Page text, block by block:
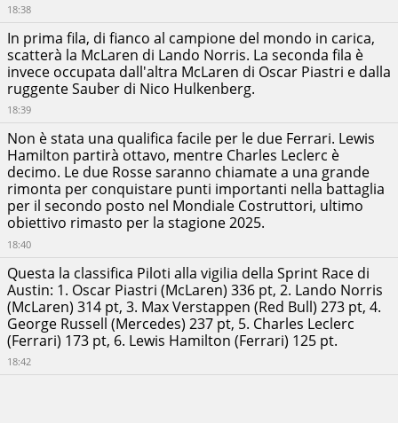
Questa la classifica Piloti alla vigilia della Sprint Race di
Austin: 1. Oscar Piastri (McLaren) 336 pt, 2. Lando Norris
(McLaren) 314 pt, 3. Max Verstappen (Red Bull) 273 pt, 4.
George Russell (Mercedes) 237 pt, 5. Charles Leclerc
(Ferrari) 173 pt, 6. Lewis Hamilton (Ferrari) 125 pt.
18:42
Non è stata una qualifica facile per le due Ferrari. Lewis
Hamilton partirà ottavo, mentre Charles Leclerc è
decimo. Le due Rosse saranno chiamate a una grande
rimonta per conquistare punti importanti nella battaglia
per il secondo posto nel Mondiale Costruttori, ultimo
obiettivo rimasto per la stagione 2025.
18:40
In prima fila, di fianco al campione del mondo in carica,
scatterà la McLaren di Lando Norris. La seconda fila è
invece occupata dall'altra McLaren di Oscar Piastri e dalla
ruggente Sauber di Nico Hulkenberg.
18:39
18:38
Racing
Lewis
Hamilton
Scuderia
Ferrari
+00:00:01.224
Leclerc
Scuderia
Ferrari
+00:00:01.825
Alexander
Albon
Atlassian
Williams
Racing
+00:00:02.576
Tsunoda
Oracle
Red Bull
Racing
+00:00:02.976
Andrea
Kimi
Antonelli
AMG
Altri
dati:
Ora
inizio:
19:00
Circuito:
Circuit
of
the
Americas
Città:
Austin
Nazione:
USA
Lunghezza